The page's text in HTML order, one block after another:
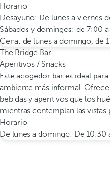
Horario
Desayuno: De lunes a viernes
Sábados y domingos: de 7:00 a
Cena: de lunes a domingo, de
The Bridge Bar
Aperitivos / Snacks
Este acogedor bar es ideal
ambiente más informal.
bebidas y aperitivos que los
mientras contemplan las vistas
Horario
De lunes a domingo: De 10:30